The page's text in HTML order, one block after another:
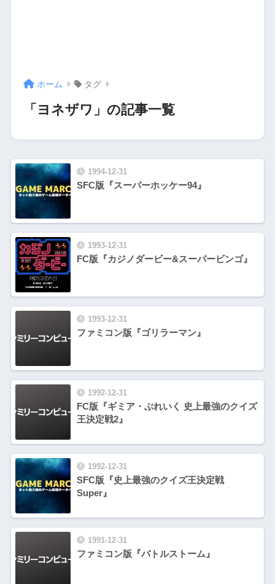
ホーム タグ
「ヨネザワ」の記事一覧
1994-12-31
SFC版『スーパーホッケー94』
1993-12-31
FC版『カジノダービー&スーパービンゴ』
1993-12-31
ファミコン版『ゴリラーマン』
1992-12-31
FC版『ギミア・ぶれいく 史上最強のクイズ
王決定戦2』
1992-12-31
SFC版『史上最強のクイズ王決定戦
Super』
1991-12-31
ファミコン版『バトルストーム』